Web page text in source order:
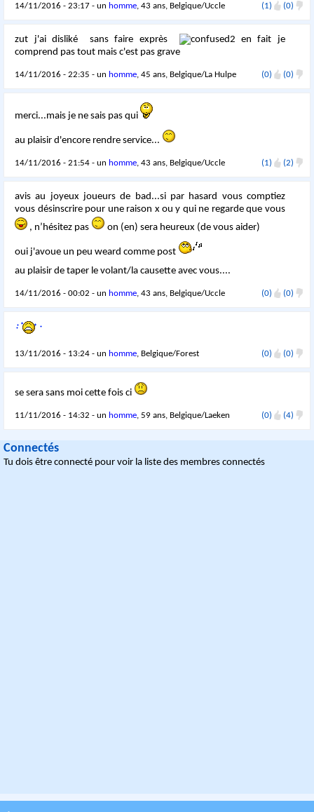
14/11/2016 - 23:17 - un homme, 43 ans, Belgique/Uccle (1) (0)
zut j'ai disliké sans faire exprès
en fait je
comprend pas tout mais c'est pas grave
14/11/2016 - 22:35 - un homme, 45 ans, Belgique/La Hulpe (0) (0)
merci...mais je ne sais pas qui
au plaisir d'encore rendre service...
14/11/2016 - 21:54 - un homme, 43 ans, Belgique/Uccle (1) (2)
avis au joyeux joueurs de bad...si par hasard vous comptiez
vous désinscrire pour une raison x ou y qui ne regarde que vous
, n’hésitez pas
on (en) sera heureux (de vous aider)
oui j'avoue un peu weard comme post
au plaisir de taper le volant/la causette avec vous....
14/11/2016 - 00:02 - un homme, 43 ans, Belgique/Uccle (0) (0)
13/11/2016 - 13:24 - un homme, Belgique/Forest (0) (0)
se sera sans moi cette fois ci
11/11/2016 - 14:32 - un homme, 59 ans, Belgique/Laeken (0) (4)
Connectés
Tu dois être connecté pour voir la liste des membres connectés